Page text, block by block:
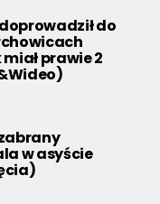
do
prawie 2
w asyście